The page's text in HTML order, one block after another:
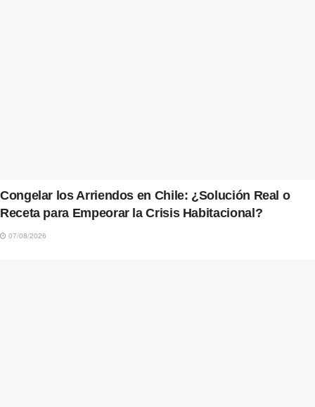
Congelar los Arriendos en Chile: ¿Solución Real o
Receta para Empeorar la Crisis Habitacional?
07/08/2026